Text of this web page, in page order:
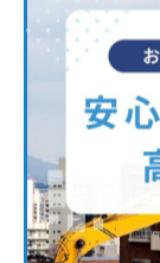
実務ポイント
安全管理
産業廃棄物処
近隣住民対応
法令届出